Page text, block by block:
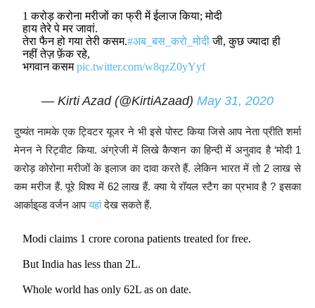
1 करोड़ करोना मरीजों का फ्री में ईलाज किया; मोदी
हाय तेरे पे मर जावां.
तेरा फैन हो गया तेरी कसम.#अब_बस_करो_मोदीजी, कुछ ज्यादा ही
नहीं तेज़ फ़ेंक रहे,
भगवान कसमpic.twitter.com/w8qzZ0yYyf
— Kirti Azad (@KirtiAzaad) May 31, 2020
दुष्यंत नामके एक ट्विटर यूजर ने भी इसे पोस्ट किया जिसे आप नेता प्रीति शर्मा
मेनन ने रिट्वीट किया. अंग्रेजी में लिखे कैप्शन का हिन्दी में अनुवाद है ‘मोदी 1
करोड़ कोरोना मरीजों के इलाज का दावा करते हैं. लेकिन भारत में तो 2 लाख से
कम मरीज हैं. पूरे विश्व में 62 लाख हैं. क्या ये रॉयल स्टैग का प्रभाव है ? इसका
आर्काइ्व्ड वर्जन आपयहांदेख सकते हैं.
Modi claims 1 crore corona patients treated for free.
But India has less than 2L.
Whole world has only 62L as on date.